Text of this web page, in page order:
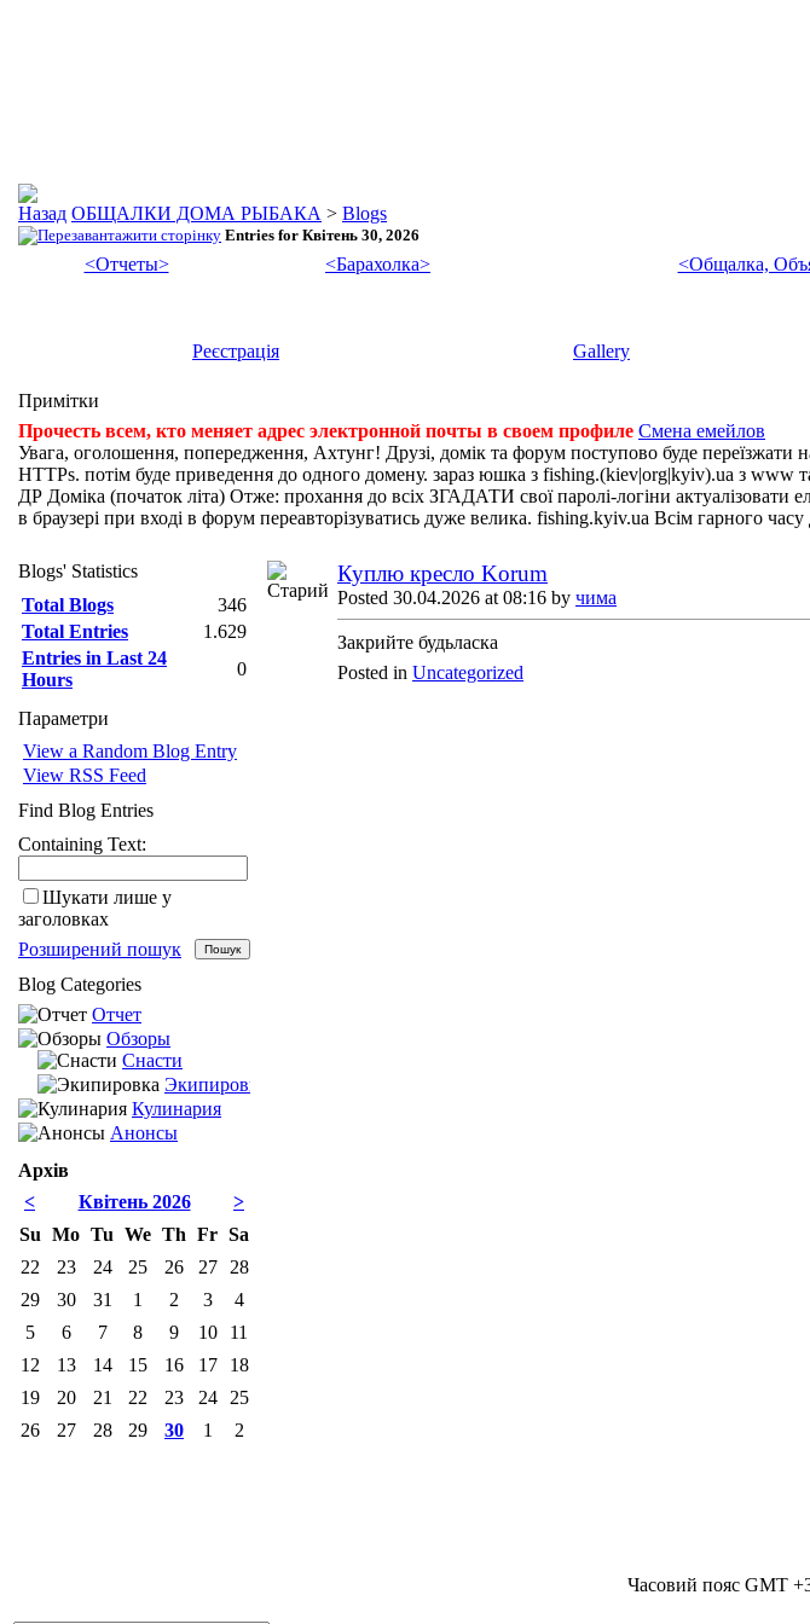
ОБЩАЛКИ ДОМА РЫБАКА > Blogs
Entries for Квітень 30, 2026
<Отчеты>
<Барахолка> <Общалка,
Реєстрація Gallery
Примітки
Прочесть всем, кто меняет адрес электронной почты в своем профиле Смена емейлов
Увага, оголошення, попередження, Ахтунг! Друзі, домік та форум поступово буде переїзжати
HTTPs. потім буде приведення до одного домену. зараз юшка з fishing.(kiev|org|kyiv).ua з www
ДР Доміка (початок літа) Отже: прохання до всіх ЗГАДАТИ свої паролі-логіни
в браузері при вході в форум переавторізуватись дуже велика. fishing.kyiv.ua Всім гарного
Куплю кресло Korum
Posted 30.04.2026 at 08:16 by чима
Закрийте будьласка
Posted in Uncategorized
Blogs' Statistics
Total Blogs
346
Total Entries
1.629
Entries in Last 24
Hours
0
Параметри
View a Random Blog Entry
View RSS Feed
Find Blog Entries
Containing Text:
Шукати лише у
заголовках
Розширений пошук
Blog Categories
Отчет
Обзоры
Снасти
Экипировка
Кулинария
Анонсы
Архів
<
>
Квітень 2026
Su Mo Tu We Th Fr Sa
22
23 24 25 26 27
28
29
30 31 1 2 3
4
5
6 7 8 9 10
11
12
13 14 15 16 17
18
19
20 21 22 23 24
25
26
27 28 29 30 1 2
Часовий пояс GMT